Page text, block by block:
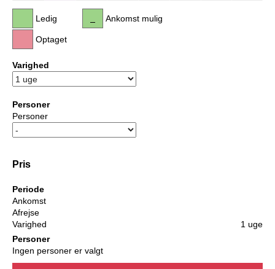
Ledig
Optaget
Ankomst mulig
Varighed
Personer
Personer
Pris
Periode
Ankomst
Afrejse
Varighed
1 uge
Personer
Ingen personer er valgt